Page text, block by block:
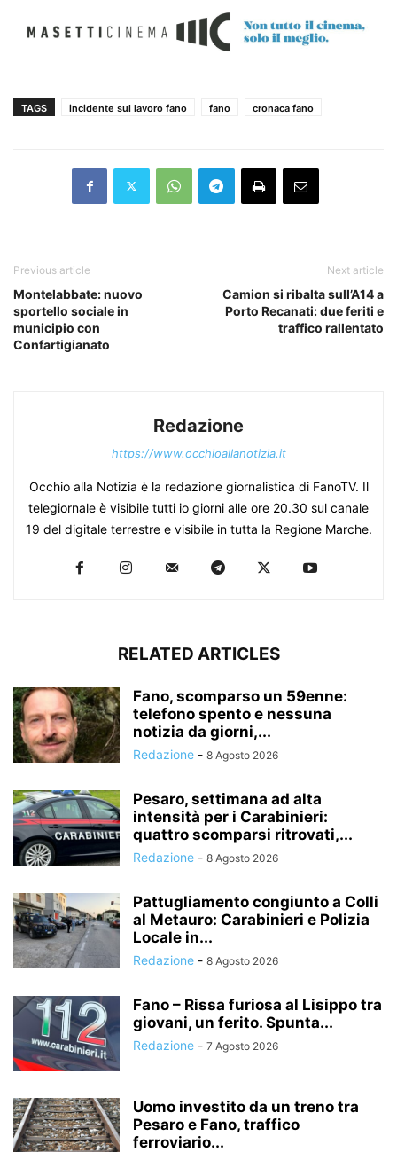
TAGS incidente sul lavoro fano fano cronaca fano
Previous article
Montelabbate: nuovo
sportello sociale in
municipio con
Confartigianato
Next article
Camion si ribalta sull’A14 a
Porto Recanati: due feriti e
traffico rallentato
Redazione
https://www.occhioallanotizia.it
Occhio alla Notizia è la redazione giornalistica di FanoTV. Il
telegiornale è visibile tutti io giorni alle ore 20.30 sul canale
19 del digitale terrestre e visibile in tutta la Regione Marche.
RELATED ARTICLES
Fano, scomparso un 59enne:
telefono spento e nessuna
notizia da giorni,...
Redazione - 8 Agosto 2026
Pesaro, settimana ad alta
intensità per i Carabinieri:
quattro scomparsi ritrovati,...
Redazione - 8 Agosto 2026
Pattugliamento congiunto a Colli
al Metauro: Carabinieri e Polizia
Locale in...
Redazione - 8 Agosto 2026
Fano – Rissa furiosa al Lisippo tra
giovani, un ferito. Spunta...
Redazione - 7 Agosto 2026
Uomo investito da un treno tra
Pesaro e Fano, traffico
ferroviario...